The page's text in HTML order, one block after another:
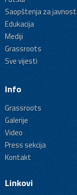
Saopštenja za javnost
Edukacija
Mediji
Grassroots
Sve vijesti
Info
Grassroots
Galerije
Video
Press sekcija
Kontakt
Linkovi